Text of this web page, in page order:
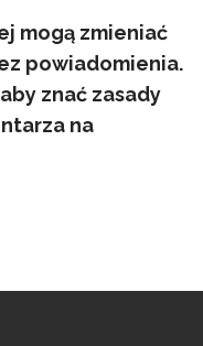
mogą zmieniać
powiadomienia.
znać zasady
na